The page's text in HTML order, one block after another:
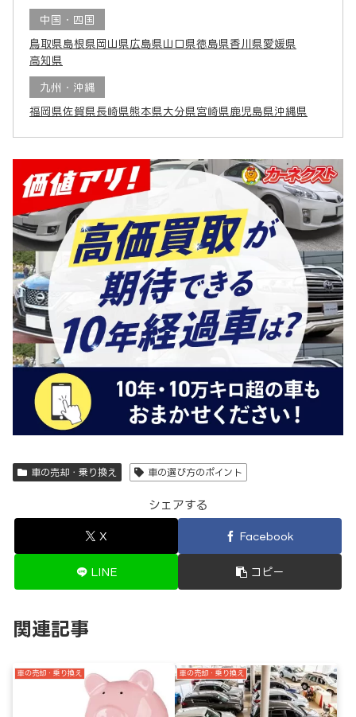
中国・四国
鳥取県島根県 岡山県広島県山口県徳島県香川県愛媛県
高知県
九州・沖縄
福岡県佐賀県長崎県熊本県大分県宮崎県鹿児島県沖縄県
車の売却・乗り換え 車の選び方のポイント
シェアする
X Facebook
LINE コピー
関連記事
車の売却・乗り換え 車の売却・乗り換え